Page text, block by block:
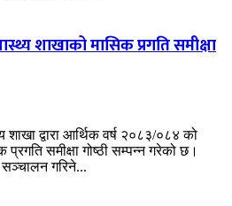
शाखाको मासिक प्रगति समीक्षा
द्वारा आर्थिक वर्ष २०८३/०८४ को
समीक्षा गोष्ठी सम्पन्न गरेको छ।
सञ्चालन गरिने...